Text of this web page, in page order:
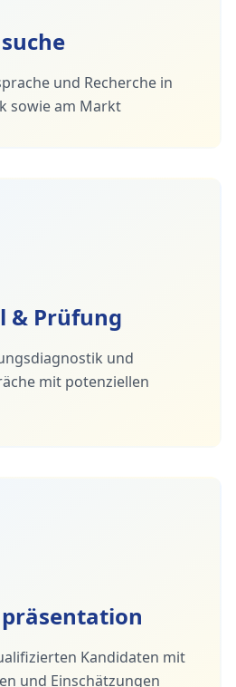
und Recherche in
sowie am Markt
& Prüfung
und
mit potenziellen
Kandidaten mit
und Einschätzungen